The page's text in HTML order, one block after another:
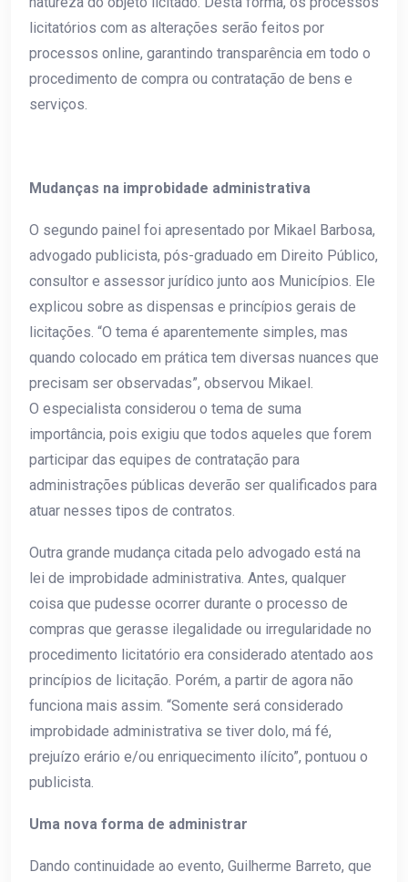
licitatórios com as alterações serão feitos por
processos online, garantindo transparência em todo o
procedimento de compra ou contratação de bens e
serviços.
Mudanças na improbidade administrativa
O segundo painel foi apresentado por Mikael Barbosa,
advogado publicista, pós-graduado em Direito Público,
consultor e assessor jurídico junto aos Municípios. Ele
explicou sobre as dispensas e princípios gerais de
licitações. “O tema é aparentemente simples, mas
quando colocado em prática tem diversas nuances que
precisam ser observadas”, observou Mikael.
O especialista considerou o tema de suma
importância, pois exigiu que todos aqueles que forem
participar das equipes de contratação para
administrações públicas deverão ser qualificados para
atuar nesses tipos de contratos.
Outra grande mudança citada pelo advogado está na
lei de improbidade administrativa. Antes, qualquer
coisa que pudesse ocorrer durante o processo de
compras que gerasse ilegalidade ou irregularidade no
procedimento licitatório era considerado atentado aos
princípios de licitação. Porém, a partir de agora não
funciona mais assim. “Somente será considerado
improbidade administrativa se tiver dolo, má fé,
prejuízo erário e/ou enriquecimento ilícito”, pontuou o
publicista.
Uma nova forma de administrar
Dando continuidade ao evento, Guilherme Barreto, que